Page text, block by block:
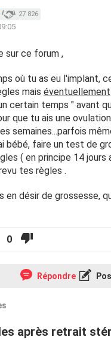
27 826
sur ce forum ,
où tu as eu l'implant,
mais éventuellement
certain temps " avant
que tu ais une
semaines...parfois
bébé, faire un test de
( en principe 14
tes règles .
en désir de grossesse,
0
Répondre
après retrait